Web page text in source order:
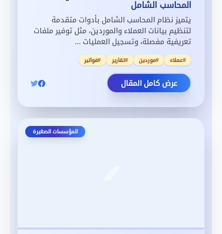
المحاسب الشامل
يتميز نظام المحاسب الشامل بأدوات متقدمة
لتنظيم بيانات العملاء والموردين، مثل توفير ملفات
تعريفية مفصلة، وتسجيل العمليات ...
#عملاء #موردين #تقارير #فواتير
عرض كامل المقال
المؤسسات الصغيرة